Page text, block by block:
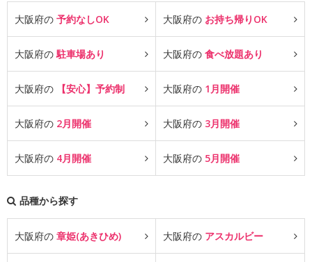
大阪府の 予約なしOK 大阪府の お持ち帰りOK
大阪府の駐車場あり 大阪府の 食べ放題あり
大阪府の 【安心】予約制 大阪府の 1月開催
大阪府の 2月開催 大阪府の 3月開催
大阪府の 4月開催 大阪府の 5月開催
品種から探す
大阪府の 章姫(あきひめ) 大阪府の アスカルビー